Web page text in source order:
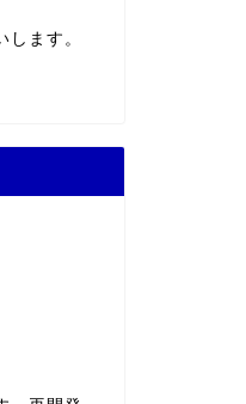
ます。